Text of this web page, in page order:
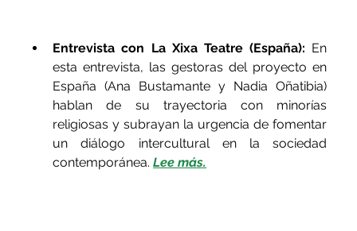
Entrevista con La Xixa Teatre (España): En
esta entrevista, las gestoras del proyecto en
España (Ana Bustamante y Nadia Oñatibia)
hablan de su trayectoria con minorías
religiosas y subrayan la urgencia de fomentar
un diálogo intercultural en la sociedad
contemporánea. Lee más.